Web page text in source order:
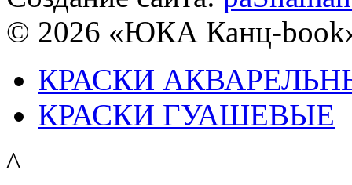
© 2026 «ЮКА Канц-
КРАСКИ
КРАСКИ ГУАШЕВЫЕ
^